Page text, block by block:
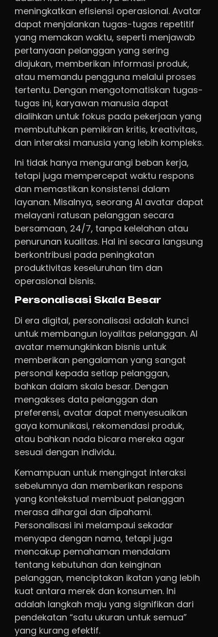
meningkatkan efisiensi operasional. Avatar
dapat menjalankan tugas-tugas repetitif
yang memakan waktu, seperti menjawab
pertanyaan pelanggan yang sering
diajukan, memberikan informasi produk,
atau memandu pengguna melalui proses
tertentu. Dengan mengotomatiskan tugas-
tugas ini, karyawan manusia dapat
dialihkan untuk fokus pada pekerjaan yang
membutuhkan pemikiran kritis, kreativitas,
dan interaksi manusia yang lebih kompleks.
Ini tidak hanya mengurangi beban kerja,
tetapi juga mempercepat waktu respons
dan memastikan konsistensi dalam
layanan. Misalnya, seorang AI avatar dapat
melayani ratusan pelanggan secara
bersamaan, 24/7, tanpa kelelahan atau
penurunan kualitas. Hal ini secara langsung
berkontribusi pada peningkatan
produktivitas keseluruhan tim dan
operasional bisnis.
Personalisasi Skala Besar
Di era digital, personalisasi adalah kunci
untuk membangun loyalitas pelanggan. AI
avatar memungkinkan bisnis untuk
memberikan pengalaman yang sangat
personal kepada setiap pelanggan,
bahkan dalam skala besar. Dengan
mengakses data pelanggan dan
preferensi, avatar dapat menyesuaikan
gaya komunikasi, rekomendasi produk,
atau bahkan nada bicara mereka agar
sesuai dengan individu.
Kemampuan untuk mengingat interaksi
sebelumnya dan memberikan respons
yang kontekstual membuat pelanggan
merasa dihargai dan dipahami.
Personalisasi ini melampaui sekadar
menyapa dengan nama, tetapi juga
mencakup pemahaman mendalam
tentang kebutuhan dan keinginan
pelanggan, menciptakan ikatan yang lebih
kuat antara merek dan konsumen. Ini
adalah langkah maju yang signifikan dari
pendekatan “satu ukuran untuk semua”
yang kurang efektif.